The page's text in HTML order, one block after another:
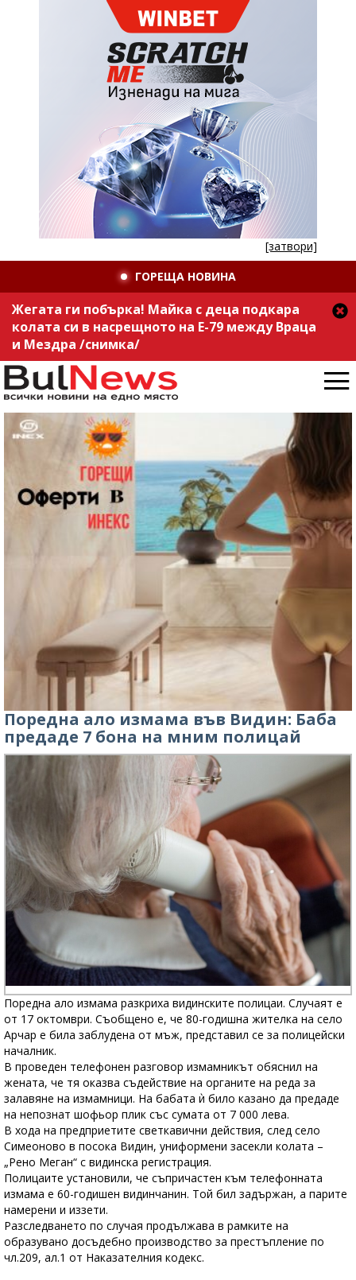
[затвори]
ГОРЕЩА НОВИНА
Жегата ги побърка! Майка с деца подкара
колата си в насрещното на Е-79 между Враца
и Мездра /снимка/
Поредна ало измама във Видин: Баба
предаде 7 бона на мним полицай
Поредна ало измама разкриха видинските полицаи. Случаят е
от 17 октомври. Съобщено е, че 80-годишна жителка на село
Арчар е била заблудена от мъж, представил се за полицейски
началник.
В проведен телефонен разговор измамникът обяснил на
жената, че тя оказва съдействие на органите на реда за
залавяне на измамници. На бабата ѝ било казано да предаде
на непознат шофьор плик със сумата от 7 000 лева.
В хода на предприетите светкавични действия, след село
Симеоново в посока Видин, униформени засекли колата –
„Рено Меган“ с видинска регистрация.
Полицаите установили, че съпричастен към телефонната
измама е 60-годишен видинчанин. Той бил задържан, а парите
намерени и иззети.
Разследването по случая продължава в рамките на
образувано досъдебно производство за престъпление по
чл.209, ал.1 от Наказателния кодекс.